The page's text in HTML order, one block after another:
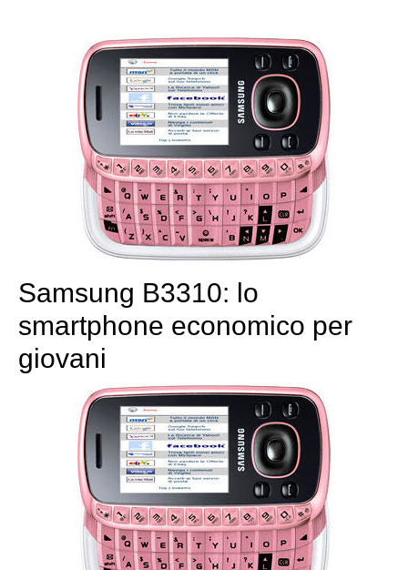
Samsung B3310: lo
smartphone economico per
giovani